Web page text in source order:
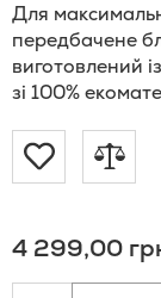
Для
передбачене
виготовлений
зі 100%
Додати
Списку
4 299,00